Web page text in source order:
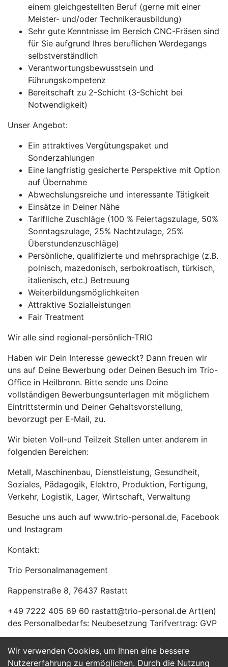
Wir verwenden Cookies, um Ihnen eine bessere
Nutzererfahrung zu ermöglichen. Durch die Nutzung
einem gleichgestellten Beruf (gerne mit einer
Meister- und/oder Technikerausbildung)
Sehr gute Kenntnisse im Bereich CNC-Fräsen sind
für Sie aufgrund Ihres beruflichen Werdegangs
selbstverständlich
Verantwortungsbewusstsein und
Führungskompetenz
Bereitschaft zu 2-Schicht (3-Schicht bei
Notwendigkeit)
Unser Angebot:
Ein attraktives Vergütungspaket und
Sonderzahlungen
Eine langfristig gesicherte Perspektive mit Option
auf Übernahme
Abwechslungsreiche und interessante Tätigkeit
Einsätze in Deiner Nähe
Tarifliche Zuschläge (100 % Feiertagszulage, 50%
Sonntagszulage, 25% Nachtzulage, 25%
Überstundenzuschläge)
Persönliche, qualifizierte und mehrsprachige (z.B.
polnisch, mazedonisch, serbokroatisch, türkisch,
italienisch, etc.) Betreuung
Weiterbildungsmöglichkeiten
Attraktive Sozialleistungen
Fair Treatment
Wir alle sind regional-persönlich-TRIO
Haben wir Dein Interesse geweckt? Dann freuen wir
uns auf Deine Bewerbung oder Deinen Besuch im Trio-
Office in Heilbronn. Bitte sende uns Deine
vollständigen Bewerbungsunterlagen mit möglichem
Eintrittstermin und Deiner Gehaltsvorstellung,
bevorzugt per E-Mail, zu.
Wir bieten Voll-und Teilzeit Stellen unter anderem in
folgenden Bereichen:
Metall, Maschinenbau, Dienstleistung, Gesundheit,
Soziales, Pädagogik, Elektro, Produktion, Fertigung,
Verkehr, Logistik, Lager, Wirtschaft, Verwaltung
Besuche uns auch auf www.trio-personal.de, Facebook
und Instagram
Kontakt:
Trio Personalmanagement
Rappenstraße 8, 76437 Rastatt
+49 7222 405 69 60 rastatt@trio-personal.de Art(en)
des Personalbedarfs: Neubesetzung Tarifvertrag: GVP
Jetzt Bewerben